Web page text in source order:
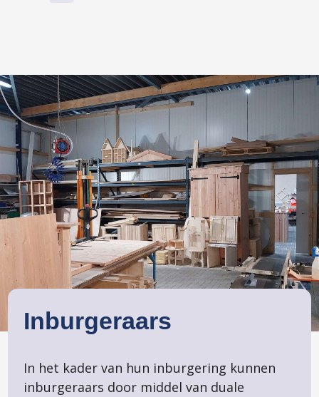
Inburgeraars
In het kader van hun inburgering kunnen
inburgeraars door middel van duale